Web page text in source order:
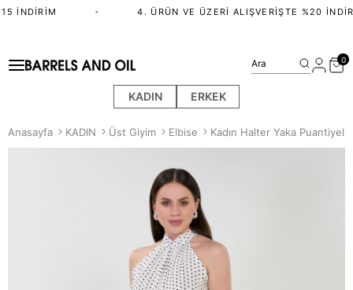
İNDIRIM 4. ÜRÜN VE ÜZERI ALIŞVERIŞTE %20
KADIN ERKEK
Ara 0
Anasayfa KADIN Üst Giyim Elbise Kadın Halter Yaka